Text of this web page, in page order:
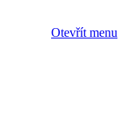
Otevřít menu